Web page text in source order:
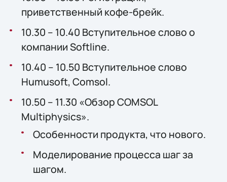
приветственный кофе-брейк.
10.30 – 10.40 Вступительное слово о
компании Softline.
10.40 – 10.50 Вступительное слово
Humusoft, Comsol.
10.50 – 11.30 «Обзор COMSOL
Multiphysics».
Особенности продукта, что нового.
Моделирование процесса шаг за
шагом.